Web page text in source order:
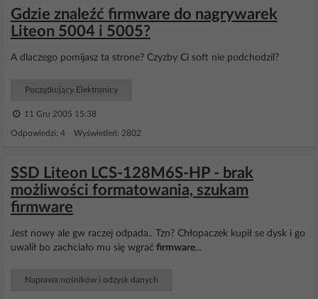
Gdzie znaleźć firmware do nagrywarek
Liteon 5004 i 5005?
A dlaczego pomijasz ta strone? Czyzby Ci soft nie podchodzil?
Początkujący Elektronicy
11 Gru 2005 15:38
Odpowiedzi: 4 Wyświetleń: 2802
SSD Liteon LCS-128M6S-HP - brak
możliwości formatowania, szukam
firmware
Jest nowy ale gw raczej odpada.. Tzn? Chłopaczek kupił se dysk i go
uwalił bo zachciało mu się wgrać firmware...
Naprawa nośników i odzysk danych